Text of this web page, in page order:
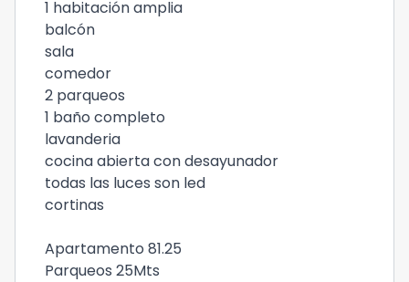
1 habitación amplia
balcón
sala
comedor
2 parqueos
1 baño completo
lavanderia
cocina abierta con desayunador
todas las luces son led
cortinas
Apartamento 81.25
Parqueos 25Mts